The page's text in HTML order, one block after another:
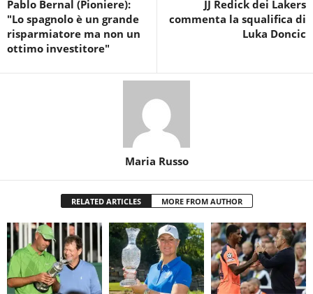
Pablo Bernal (Pioniere):
"Lo spagnolo è un grande
risparmiatore ma non un
ottimo investitore"
JJ Redick dei Lakers
commenta la squalifica di
Luka Doncic
Maria Russo
RELATED ARTICLES MORE FROM AUTHOR